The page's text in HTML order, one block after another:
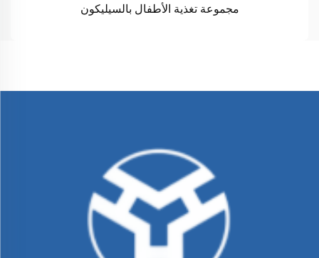
مجموعة تغذية الأطفال بالسيليكون